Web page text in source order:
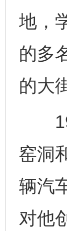
地，
的多
的大
窑洞
辆汽
对他